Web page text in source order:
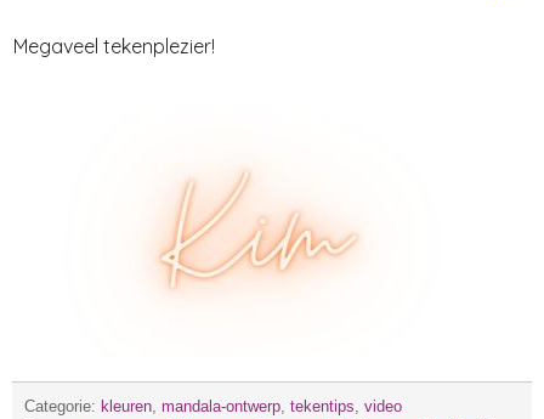
Megaveel tekenplezier!
Categorie: kleuren, mandala-ontwerp, tekentips, video